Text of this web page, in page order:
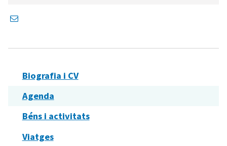
Biografia i CV
Agenda
Béns i activitats
Viatges